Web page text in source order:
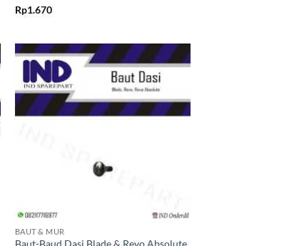
Rp1.670
Tambahkan
ke Wishlist
BAUT & MUR